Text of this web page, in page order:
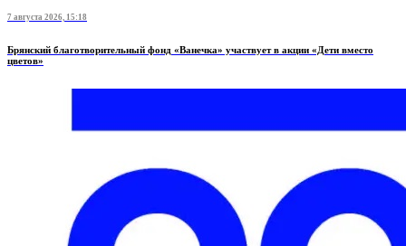
7 августа 2026, 15:18
Брянский благотворительный фонд «Ванечка» участвует в акции «Дети вместо
цветов»